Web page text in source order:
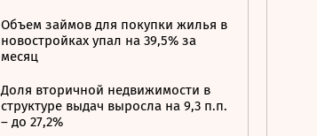
Объем займов для покупки жилья в
новостройках упал на 39,5% за
месяц
Доля вторичной недвижимости в
структуре выдач выросла на 9,3 п.п.
– до 27,2%